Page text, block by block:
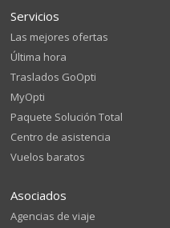
Servicios
Las mejores ofertas
Última hora
Traslados GoOpti
MyOpti
Paquete Solución Total
Centro de asistencia
Vuelos baratos
Asociados
Agencias de viaje